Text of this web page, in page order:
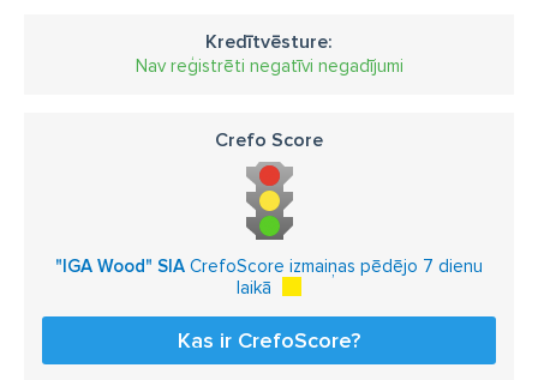
meža inventarizācija
pilna cikla meža apsaimniekošana
meža izvešana
koku zāģēšana
Kredītvēsture:
Nav reģistrēti negatīvi negadījumi
Crefo Score
"IGA Wood" SIA CrefoScore izmaiņas pēdējo 7 dienu
laikā
Kas ir CrefoScore?